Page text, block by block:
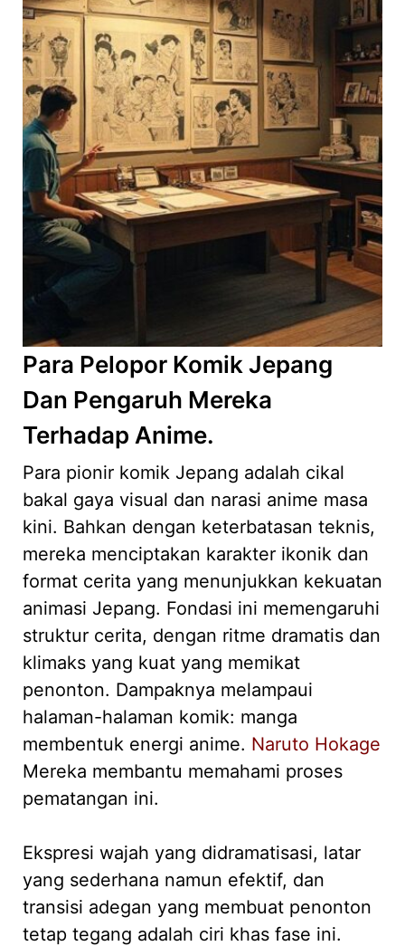
Para Pelopor Komik Jepang
Dan Pengaruh Mereka
Terhadap Anime.
Para pionir komik Jepang adalah cikal
bakal gaya visual dan narasi anime masa
kini. Bahkan dengan keterbatasan teknis,
mereka menciptakan karakter ikonik dan
format cerita yang menunjukkan kekuatan
animasi Jepang. Fondasi ini memengaruhi
struktur cerita, dengan ritme dramatis dan
klimaks yang kuat yang memikat
penonton. Dampaknya melampaui
halaman-halaman komik: manga
membentuk energi anime. Naruto Hokage
Mereka membantu memahami proses
pematangan ini.
Ekspresi wajah yang didramatisasi, latar
yang sederhana namun efektif, dan
transisi adegan yang membuat penonton
tetap tegang adalah ciri khas fase ini.